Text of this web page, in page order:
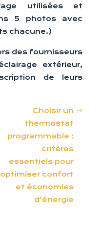
utilisées et
5 photos avec
chacune.)
des fournisseurs
extérieur,
de leurs
Choisir un
thermostat
programmable :
critères
essentiels pour
optimiser confort
et économies
d’énergie